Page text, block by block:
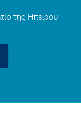
της Ηπείρου